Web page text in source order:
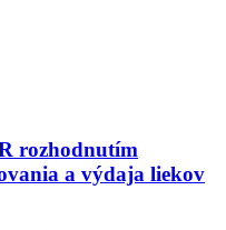
rozhodnutím
a výdaja liekov